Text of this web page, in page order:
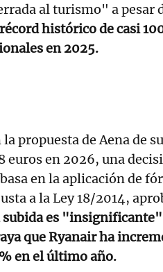
al turismo" a pesar
histórico de casi
en 2025.
propuesta de Aena de
en 2026, una
en la aplicación de
a la Ley 18/2014,
subida es
que Ryanair ha
en el último año.